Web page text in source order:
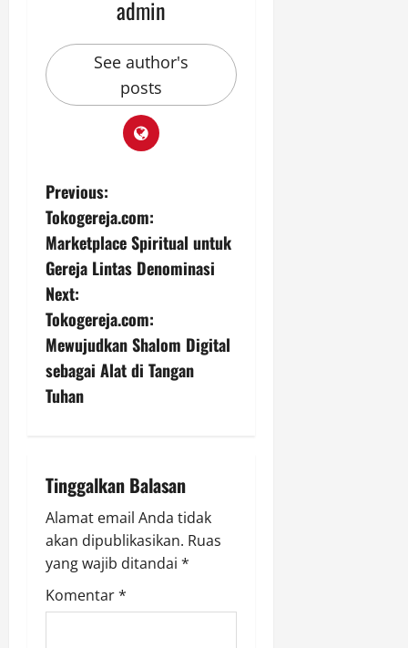
admin
See author's
posts
P
o
s
t
n
a
g
a
t
i
Previous:
Tokogereja.com:
Marketplace Spiritual untuk
Gereja Lintas Denominasi
Next:
Tokogereja.com:
Mewujudkan Shalom Digital
sebagai Alat di Tangan
Tuhan
Tinggalkan Balasan
Alamat email Anda tidak
akan dipublikasikan. Ruas
yang wajib ditandai *
Komentar*